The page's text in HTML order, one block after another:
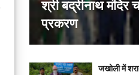
श्री बद्रीनाथ मंदिर
प्रकरण
जखोली में